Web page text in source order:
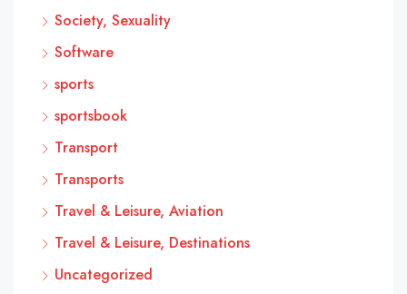
Society, Sexuality
Software
sports
sportsbook
Transport
Transports
Travel & Leisure, Aviation
Travel & Leisure, Destinations
Uncategorized